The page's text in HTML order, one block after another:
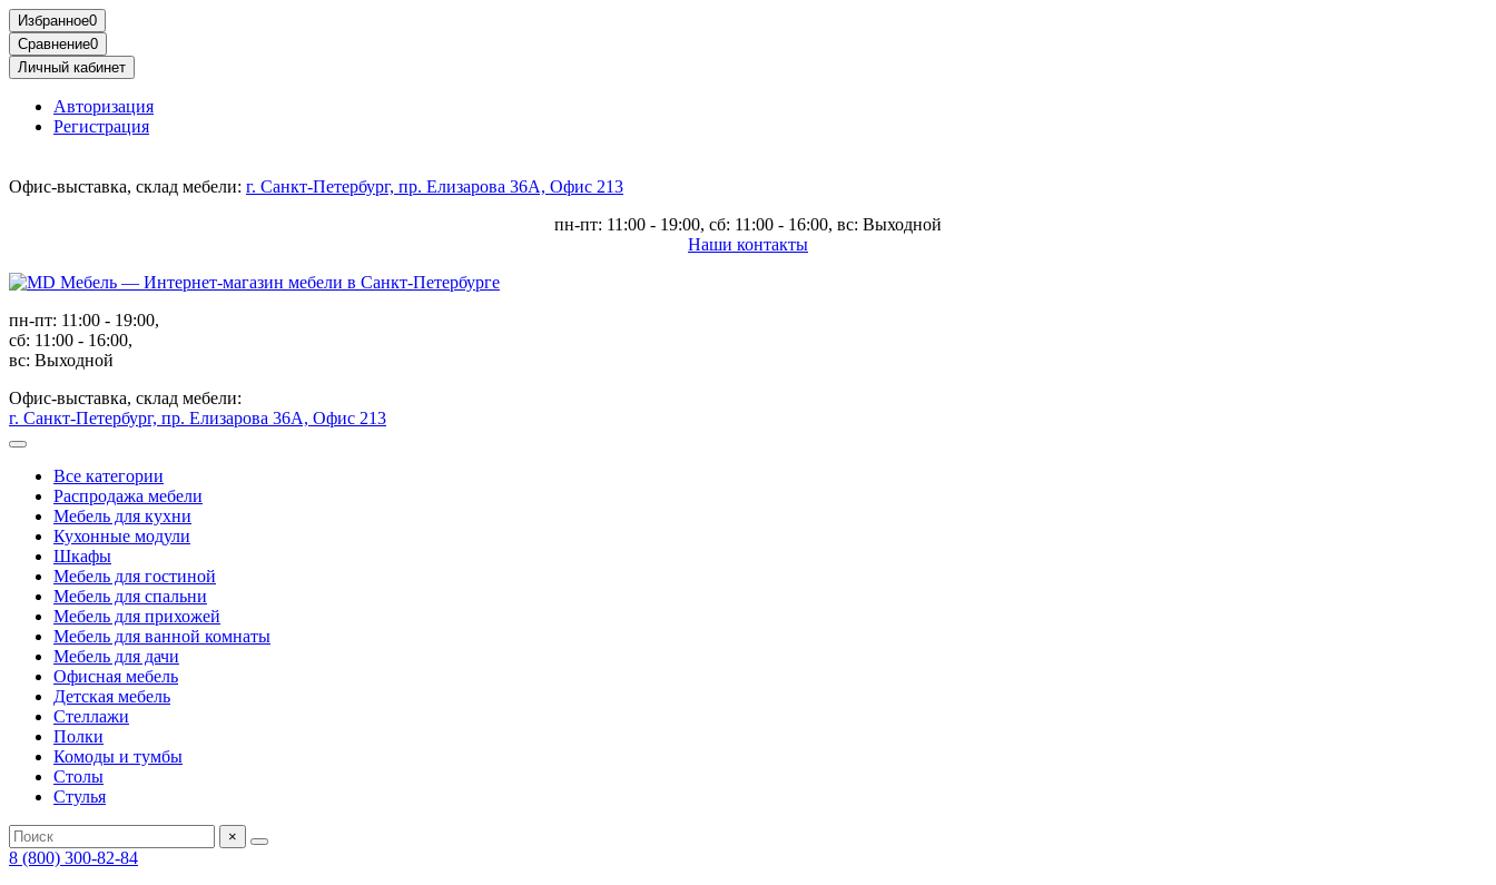
Избранное0
Сравнение0
Личный кабинет
Авторизация
Регистрация
Офис-выставка, склад мебели: г. Санкт-Петербург, пр. Елизарова 36А, Офис 213
пн-пт: 11:00 - 19:00, сб: 11:00 - 16:00, вс: Выходной
Наши контакты
пн-пт: 11:00 - 19:00,
сб: 11:00 - 16:00,
вс: Выходной
Офис-выставка, склад мебели:
г. Санкт-Петербург, пр. Елизарова 36А, Офис 213
Все категории
Распродажа мебели
Мебель для кухни
Кухонные модули
Шкафы
Мебель для гостиной
Мебель для спальни
Мебель для прихожей
Мебель для ванной комнаты
Мебель для дачи
Офисная мебель
Детская мебель
Стеллажи
Полки
Комоды и тумбы
Столы
Стулья
×
8 (800) 300-82-84